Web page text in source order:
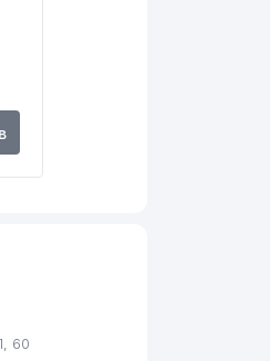
764 м
768 м
60